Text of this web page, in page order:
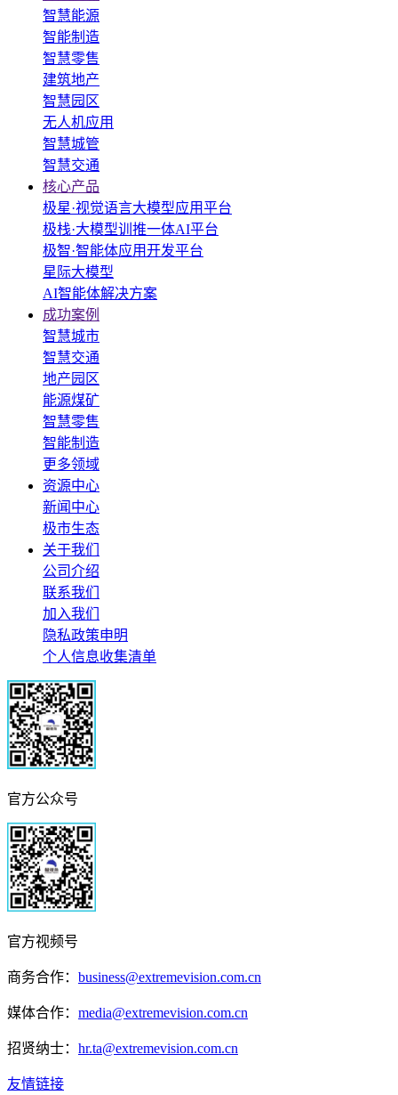
智慧能源
智能制造
智慧零售
建筑地产
智慧园区
无人机应用
智慧城管
智慧交通
核心产品
极星·视觉语言大模型应用平台
极栈·大模型训推一体AI平台
极智·智能体应用开发平台
星际大模型
AI智能体解决方案
成功案例
智慧城市
智慧交通
地产园区
能源煤矿
智慧零售
智能制造
更多领域
资源中心
新闻中心
极市生态
关于我们
公司介绍
联系我们
加入我们
隐私政策申明
个人信息收集清单
官方公众号
官方视频号
商务合作： business@extremevision.com.cn
媒体合作： media@extremevision.com.cn
招贤纳士： hr.ta@extremevision.com.cn
友情链接